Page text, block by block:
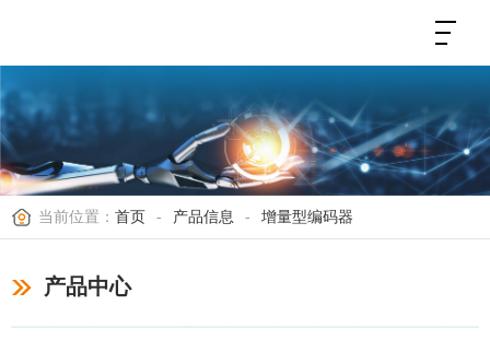
当前位置： 首页 - 产品信息 - 增量型编码器
产品中心